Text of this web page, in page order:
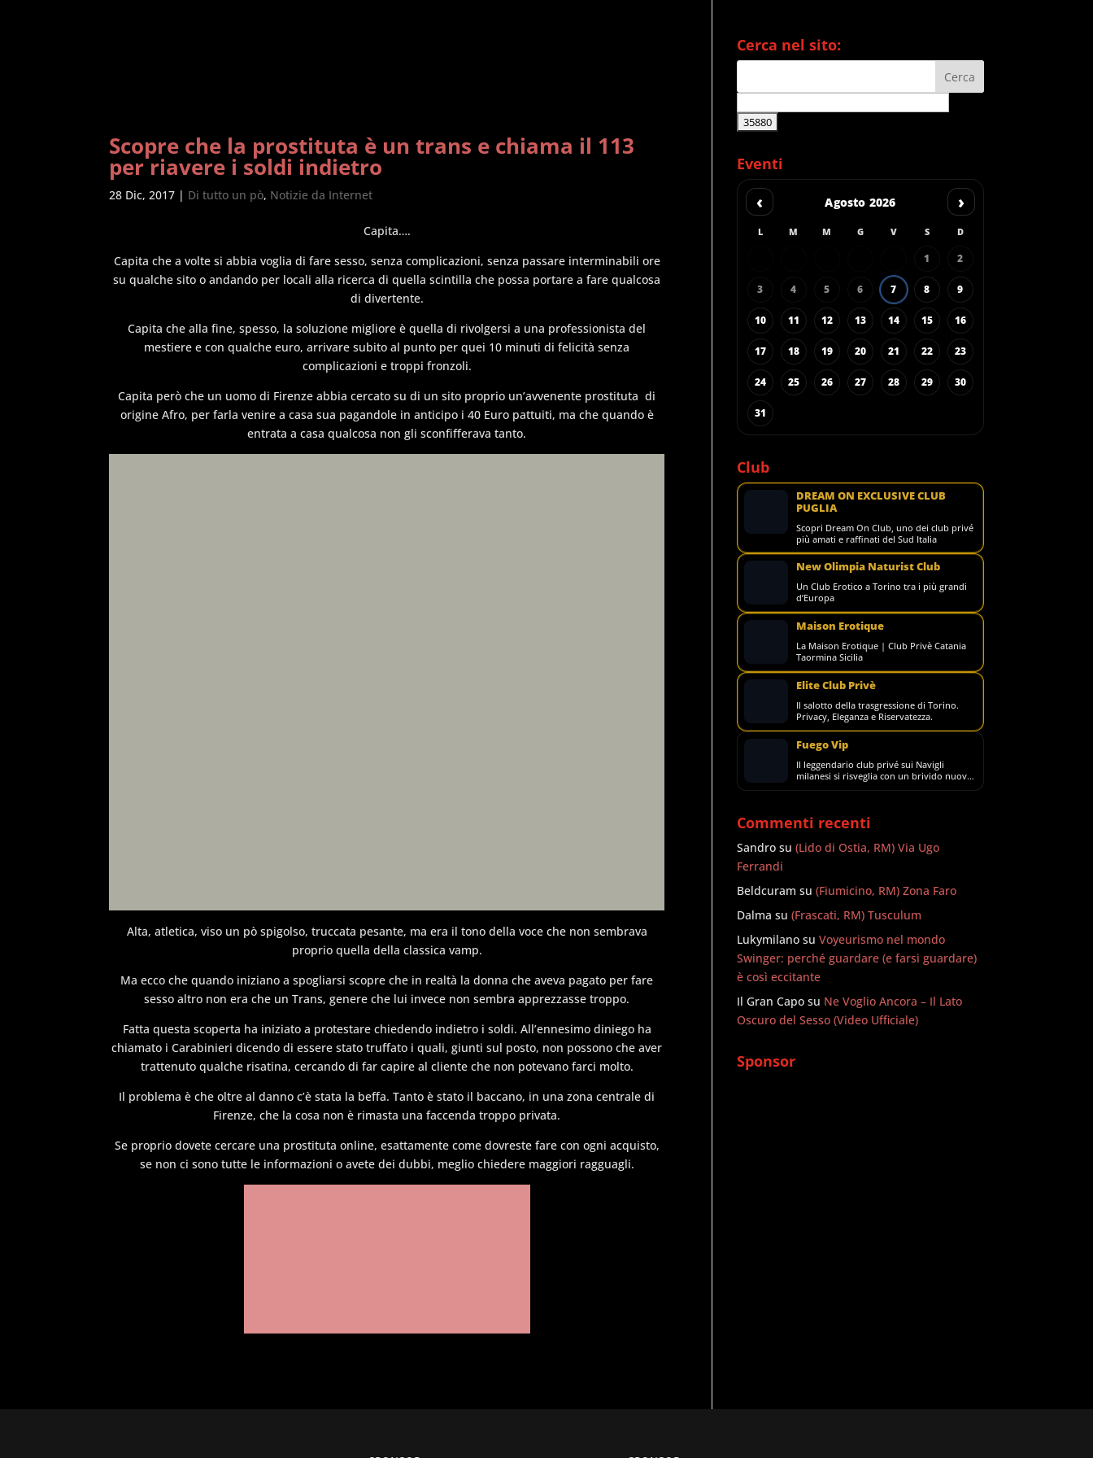
Scopre che la prostituta è un trans e chiama il 113
per riavere i soldi indietro
28 Dic, 2017 | Di tutto un pò, Notizie da Internet
Capita….
Capita che a volte si abbia voglia di fare sesso, senza complicazioni, senza passare interminabili ore
su qualche sito o andando per locali alla ricerca di quella scintilla che possa portare a fare qualcosa
di divertente.
Capita che alla fine, spesso, la soluzione migliore è quella di rivolgersi a una professionista del
mestiere e con qualche euro, arrivare subito al punto per quei 10 minuti di felicità senza
complicazioni e troppi fronzoli.
Capita però che un uomo di Firenze abbia cercato su di un sito proprio un’avvenente prostituta di
origine Afro, per farla venire a casa sua pagandole in anticipo i 40 Euro pattuiti, ma che quando è
entrata a casa qualcosa non gli sconfifferava tanto.
Alta, atletica, viso un pò spigolso, truccata pesante, ma era il tono della voce che non sembrava
proprio quella della classica vamp.
Ma ecco che quando iniziano a spogliarsi scopre che in realtà la donna che aveva pagato per fare
sesso altro non era che un Trans, genere che lui invece non sembra apprezzasse troppo.
Fatta questa scoperta ha iniziato a protestare chiedendo indietro i soldi. All’ennesimo diniego ha
chiamato i Carabinieri dicendo di essere stato truffato i quali, giunti sul posto, non possono che aver
trattenuto qualche risatina, cercando di far capire al cliente che non potevano farci molto.
Il problema è che oltre al danno c’è stata la beffa. Tanto è stato il baccano, in una zona centrale di
Firenze, che la cosa non è rimasta una faccenda troppo privata.
Se proprio dovete cercare una prostituta online, esattamente come dovreste fare con ogni acquisto,
se non ci sono tutte le informazioni o avete dei dubbi, meglio chiedere maggiori ragguagli.
Cerca nel sito:
Eventi
‹ Agosto 2026 ›
L M M G V S D
1 2
3 4 5 6 7 8 9
10 11 12 13 14 15 16
17 18 19 20 21 22 23
24 25 26 27 28 29 30
31
Club
DREAM ON EXCLUSIVE CLUB
PUGLIA
Scopri Dream On Club, uno dei club privé
più amati e raffinati del Sud Italia
New Olimpia Naturist Club
Un Club Erotico a Torino tra i più grandi
d’Europa
Maison Erotique
La Maison Erotique | Club Privè Catania
Taormina Sicilia
Elite Club Privè
Il salotto della trasgressione di Torino.
Privacy, Eleganza e Riservatezza.
Fuego Vip
Il leggendario club privé sui Navigli
milanesi si risveglia con un brivido nuovo,
più seducente e avvolgente che mai.
Commenti recenti
Sandro su(Lido di Ostia, RM) Via Ugo
Ferrandi
Beldcuram su(Fiumicino, RM) Zona Faro
Dalma su(Frascati, RM) Tusculum
Lukymilano suVoyeurismo nel mondo
Swinger: perché guardare (e farsi guardare)
è così eccitante
Il Gran Capo su Ne Voglio Ancora – Il Lato
Oscuro del Sesso (Video Ufficiale)
Sponsor